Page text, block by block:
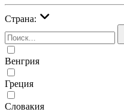
Страна:
Венгрия
Греция
Словакия